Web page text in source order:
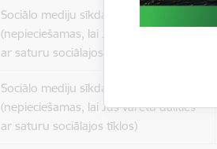
Sociālo mediju sīkdatnes
(nepieciešamas, lai Jūs varētu dalīties
ar saturu sociālajos tīklos)
Sociālo mediju sīkdatnes
(nepieciešamas, lai Jūs varētu dalīties
ar saturu sociālajos tīklos)